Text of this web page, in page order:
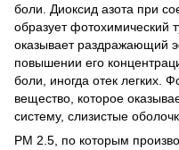
боли. Диоксид азота при
образует фотохимический
оказывает раздражающий
повышении его
боли, иногда отек легких.
вещество, которое
систему, слизистые
РМ 2.5, по которым